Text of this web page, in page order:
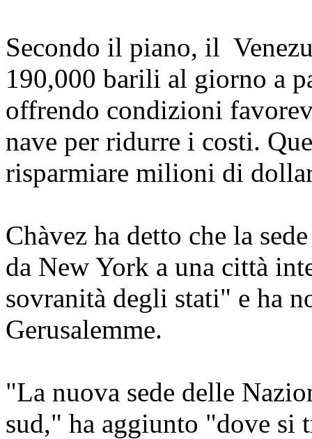
Secondo il piano, il
190,000 barili al giorno a
offrendo condizioni
nave per ridurre i costi.
risparmiare milioni di
Chàvez ha detto che la
da New York a una città
sovranità degli stati" e ha
Gerusalemme.
"La nuova sede delle
sud," ha aggiunto "dove si